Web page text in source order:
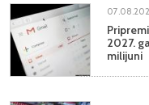
2027.
milijuni